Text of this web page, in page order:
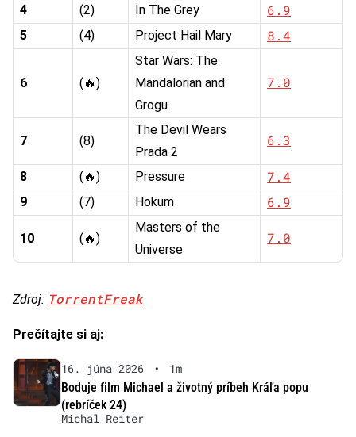
4 (2) In The Grey 6.9
5 (4) Project Hail Mary 8.4
6 (🔥)
Star Wars: The
Mandalorian and
Grogu
7.0
7 (8)
The Devil Wears
Prada 2
6.3
8 (🔥) Pressure 7.4
9 (7) Hokum 6.9
10 (🔥)
Masters of the
Universe
7.0
Zdroj: TorrentFreak
Prečítajte si aj:
16. júna 2026 •
1m
Boduje film Michael a životný príbeh Kráľa popu
(rebríček 24)
Michal Reiter